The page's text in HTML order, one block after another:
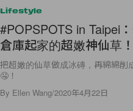
Lifestyle
#POPSPOTS in Taipei
倉庫起家的超嫩神仙草！
把超嫩的仙草做成冰磚，再綿綿
🤤！
By Ellen Wang/2020年4月22日